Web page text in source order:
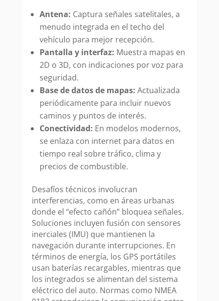
Antena: Captura señales satelitales, a
menudo integrada en el techo del
vehículo para mejor recepción.
Pantalla y interfaz: Muestra mapas en
2D o 3D, con indicaciones por voz para
seguridad.
Base de datos de mapas: Actualizada
periódicamente para incluir nuevos
caminos y puntos de interés.
Conectividad: En modelos modernos,
se enlaza con internet para datos en
tiempo real sobre tráfico, clima y
precios de combustible.
Desafíos técnicos involucran
interferencias, como en áreas urbanas
donde el “efecto cañón” bloquea señales.
Soluciones incluyen fusión con sensores
inerciales (IMU) que mantienen la
navegación durante interrupciones. En
términos de energía, los GPS portátiles
usan baterías recargables, mientras que
los integrados se alimentan del sistema
eléctrico del auto. Normas como NMEA